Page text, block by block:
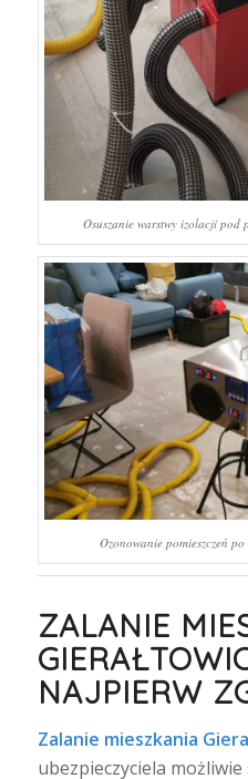
Osuszanie warstwy izolacji pod
Ozonowanie pomieszczeń
ZALANIE
NAJPIERW
Zalanie mieszkania
ubezpieczyciela